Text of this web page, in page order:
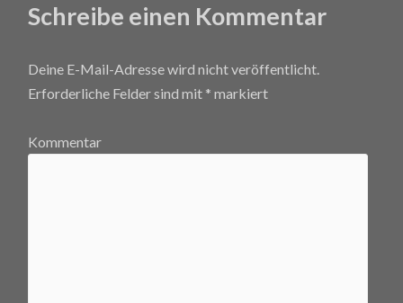
Schreibe einen Kommentar
Deine E-Mail-Adresse wird nicht veröffentlicht.
Erforderliche Felder sind mit * markiert
Kommentar